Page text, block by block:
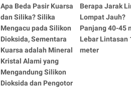
Apa Beda Pasir Kuarsa
dan Silika? Silika
Mengacu pada Silikon
Dioksida, Sementara
Kuarsa adalah Mineral
Kristal Alami yang
Mengandung Silikon
Dioksida dan Pengotor
Berapa Jarak
Lompat Jauh?
Panjang 40-45
Lebar Lintasan
meter